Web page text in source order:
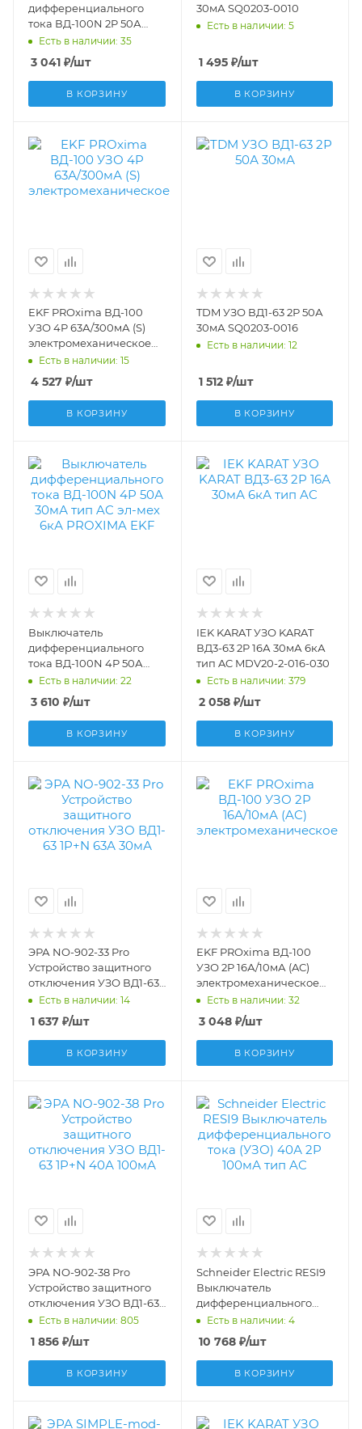
дифференциального
тока ВД-100N 2P 50А
100мА тип AC эл-мех 6кА
PROXIMA EKF
E1026M50100
Есть в наличии: 35
3 041 ₽/шт
В КОРЗИНУ
30мА SQ0203-0010
Есть в наличии: 5
1 495₽/шт
В КОРЗИНУ
EKF PROxima ВД-100
УЗО 4P 63А/300мА (S)
электромеханическое
elcb-4-63-300S-em-pro
Есть в наличии: 15
4 527 ₽/шт
В КОРЗИНУ
TDM УЗО ВД1-63 2Р 50А
30мА SQ0203-0016
Есть в наличии: 12
1 512₽/шт
В КОРЗИНУ
Выключатель
дифференциального
тока ВД-100N 4P 50А
30мА тип AC эл-мех 6кА
PROXIMA EKF
E1046M5030
Есть в наличии: 22
3 610 ₽/шт
В КОРЗИНУ
IEK KARAT УЗО KARAT
ВД3-63 2P 16А 30мА 6кА
тип AC MDV20-2-016-030
Есть в наличии: 379
2 058₽/шт
В КОРЗИНУ
ЭРА NO-902-33 Pro
Устройство защитного
отключения УЗО ВД1-63
1P+N 63А 30мА Б0031879
Есть в наличии: 14
1 637 ₽/шт
В КОРЗИНУ
EKF PROxima ВД-100
УЗО 2P 16А/10мА (AC)
электромеханическое
elcb-2-16-10-em-pro
Есть в наличии: 32
3 048₽/шт
В КОРЗИНУ
ЭРА NO-902-38 Pro
Устройство защитного
отключения УЗО ВД1-63
1P+N 40А 100мА
Б0031883
Есть в наличии: 805
1 856 ₽/шт
В КОРЗИНУ
Schneider Electric RESI9
Выключатель
дифференциального
тока (УЗО) 40А 2P 100мА
тип AC R9R52240
Есть в наличии: 4
10 768₽/шт
В КОРЗИНУ